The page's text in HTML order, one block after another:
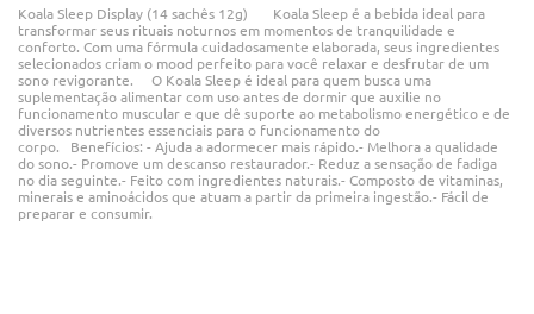
Koala Sleep Display (14 sachês 12g) Koala Sleep é a bebida ideal para
transformar seus rituais noturnos em momentos de tranquilidade e
conforto. Com uma fórmula cuidadosamente elaborada, seus ingredientes
selecionados criam o mood perfeito para você relaxar e desfrutar de um
sono revigorante. O Koala Sleep é ideal para quem busca uma
suplementação alimentar com uso antes de dormir que auxilie no
funcionamento muscular e que dê suporte ao metabolismo energético e de
diversos nutrientes essenciais para o funcionamento do
corpo. Benefícios: - Ajuda a adormecer mais rápido.- Melhora a qualidade
do sono.- Promove um descanso restaurador.- Reduz a sensação de fadiga
no dia seguinte.- Feito com ingredientes naturais.- Composto de vitaminas,
minerais e aminoácidos que atuam a partir da primeira ingestão.- Fácil de
preparar e consumir.